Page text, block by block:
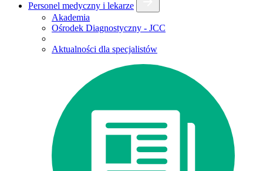
Personel medyczny i lekarze
Akademia
Ośrodek Diagnostyczny - JCC
Aktualności dla specjalistów